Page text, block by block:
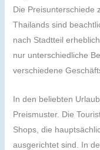
Die Preisunterschiede
Thailands sind
nach Stadtteil
nur unterschiedliche
verschiedene
In den beliebten
Preismuster. Die
Shops, die
ausgerichtet sind. In